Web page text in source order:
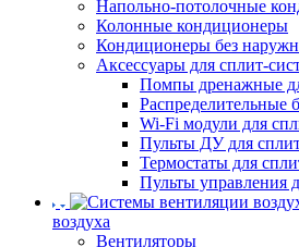
Напольно-потолочные
Колонные кондиционеры
Кондиционеры без
Аксессуары для сплит-
Помпы дренажные
Распределительные
Wi-Fi модули для
Пульты ДУ для
Термостаты для
Пульты управления
воздуха
Вентиляторы